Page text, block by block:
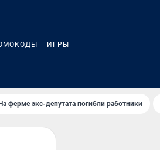
ИГРЫ
ферме экс-депутата погибли работники